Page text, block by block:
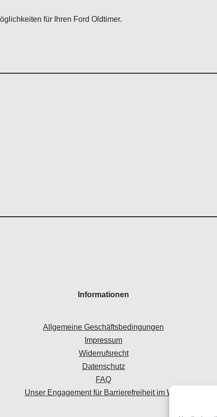
für Ihren Ford Oldtimer.
Informationen
Allgemeine Geschäftsbedingungen
Impressum
Widerrufsrecht
Datenschutz
FAQ
Unser Engagement für Barrierefreiheit im Web